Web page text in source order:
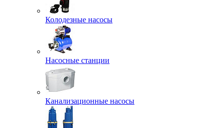
Колодезные насосы
Насосные станции
Канализационные насосы